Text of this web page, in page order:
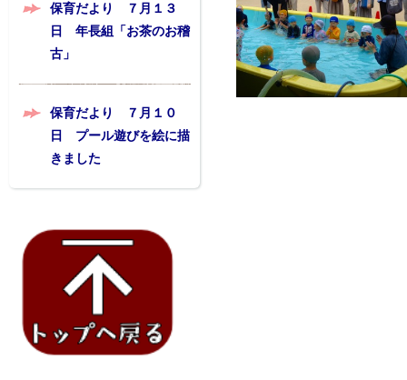
保育だより ７月１３
日 年長組「お茶のお稽
古」
保育だより ７月１０
日 プール遊びを絵に描
きました